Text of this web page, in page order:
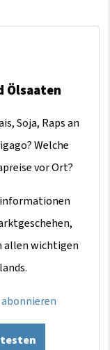
Ölsaaten
Soja, Raps an
Welche
vor Ort?
allen wichtigen